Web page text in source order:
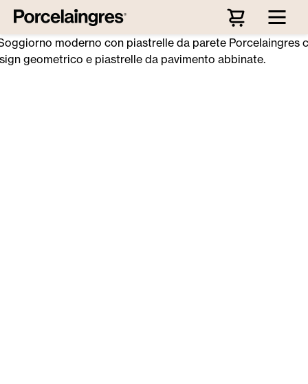
Passa al contenuto principale